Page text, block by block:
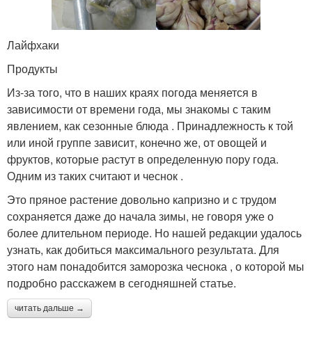
Лайфхаки
Продукты
Из-за того, что в наших краях погода меняется в
зависимости от времени года, мы знакомы с таким
явлением, как сезонные блюда . Принадлежность к той
или иной группе зависит, конечно же, от овощей и
фруктов, которые растут в определенную пору года.
Одним из таких считают и чеснок .
Это пряное растение довольно капризно и с трудом
сохраняется даже до начала зимы, не говоря уже о
более длительном периоде. Но нашей редакции удалось
узнать, как добиться максимального результата. Для
этого нам понадобится заморозка чеснока , о которой мы
подробно расскажем в сегодняшней статье.
читать дальше →